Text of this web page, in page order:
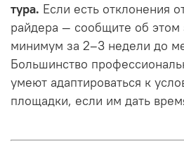
тура. Если есть отклонения
райдера — сообщите об этом
минимум за 2–3 недели до
Большинство
умеют адаптироваться к
площадки, если им дать